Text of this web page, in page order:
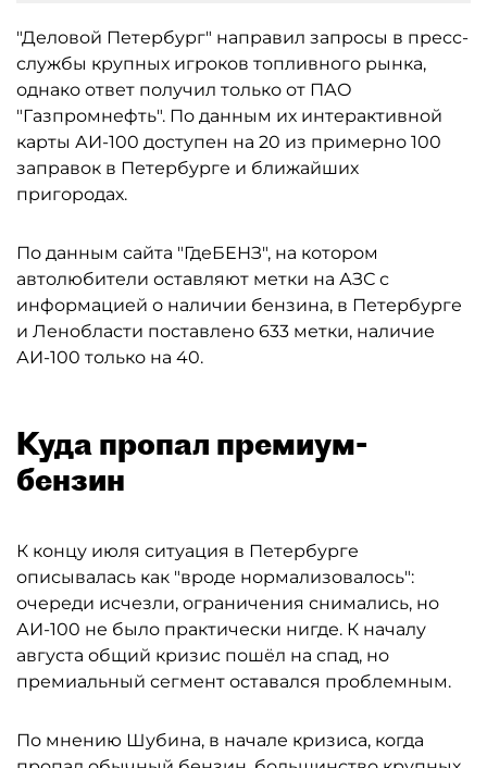
"Деловой Петербург" направил запросы в пресс-
службы крупных игроков топливного рынка,
однако ответ получил только от ПАО
"Газпромнефть". По данным их интерактивной
карты АИ-100 доступен на 20 из примерно 100
заправок в Петербурге и ближайших
пригородах.
По данным сайта "ГдеБЕНЗ", на котором
автолюбители оставляют метки на АЗС с
информацией о наличии бензина, в Петербурге
и Ленобласти поставлено 633 метки, наличие
АИ-100 только на 40.
Куда пропал премиум-
бензин
К концу июля ситуация в Петербурге
описывалась как "вроде нормализовалось":
очереди исчезли, ограничения снимались, но
АИ-100 не было практически нигде. К началу
августа общий кризис пошёл на спад, но
премиальный сегмент оставался проблемным.
По мнению Шубина, в начале кризиса, когда